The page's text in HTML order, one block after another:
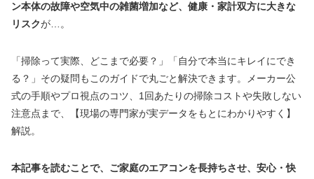
ン本体の故障や空気中の雑菌増加など、健康・家計双方に大きな
リスクが…。
「掃除って実際、どこまで必要？」「自分で本当にキレイにでき
る？」その疑問もこのガイドで丸ごと解決できます。メーカー公
式の手順やプロ視点のコツ、1回あたりの掃除コストや失敗しない
注意点まで、【現場の専門家が実データをもとにわかりやすく】
解説。
本記事を読むことで、ご家庭のエアコンを長持ちさせ、安心・快